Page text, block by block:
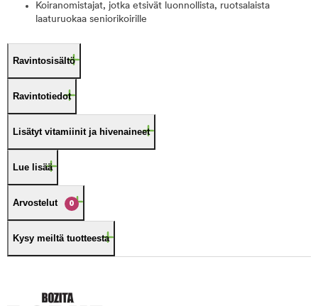
Koiranomistajat, jotka etsivät luonnollista, ruotsalaista
laaturuokaa seniorikoirille
Ravintosisältö
Ravintotiedot
Lisätyt vitamiinit ja hivenaineet
Lue lisää
Arvostelut 0
Kysy meiltä tuotteesta